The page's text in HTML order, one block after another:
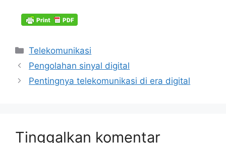
Kategori
Telekomunikasi
Pengolahan sinyal digital
Pentingnya telekomunikasi di era digital
Tinggalkan komentar